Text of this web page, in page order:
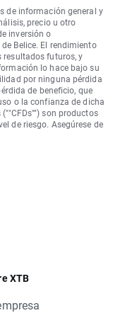
de información general y
precio u otro
inversión o
Belice. El rendimiento
resultados futuros, y
lo hace bajo su
por ninguna pérdida
de beneficio, que
o la confianza de dicha
son productos
de riesgo. Asegúrese de
XTB